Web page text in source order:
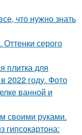
что нужно знать
серого
плитка для
2022 году. Фото
ванной и
своими руками.
гипсокартона: